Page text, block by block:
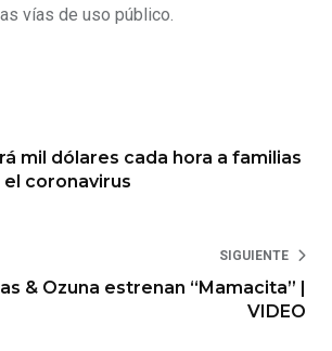
vías de uso público.
mil dólares cada hora a familias
coronavirus
SIGUIENTE
& Ozuna estrenan “Mamacita” |
VIDEO